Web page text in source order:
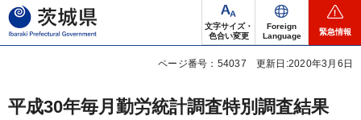
茨城県
文字サイズ・
色合い変更
Foreign
Language
緊急情報
ページ番号：54037 更新日:2020年3月6日
平成30年毎月勤労統計調査特別調査結果